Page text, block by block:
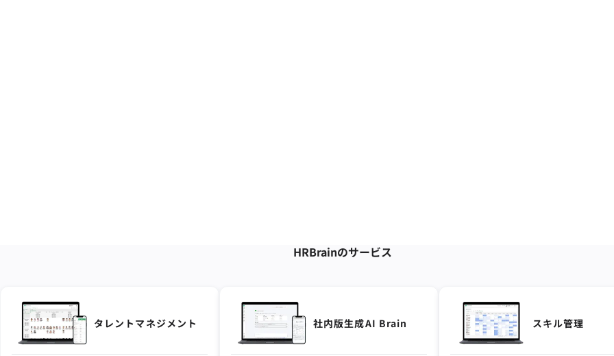
HRBrainのサービス
タレントマネジメント 社内版生成AI Brain スキル管理